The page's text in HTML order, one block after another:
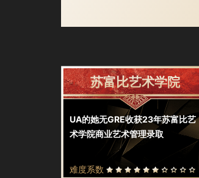
苏富比艺术学院
UA的她无GRE收获23年苏富比艺
术学院商业艺术管理录取
难度系数